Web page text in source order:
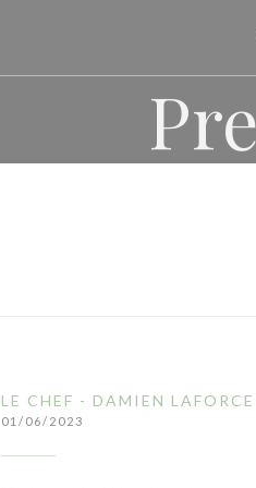
LE CHEF - DAMIEN
01/06/2023